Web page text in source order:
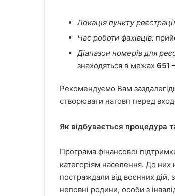
Локація пункту
Час роботи фахівців:
Діапазон номерів для
знаходяться в межах 651
Рекомендуємо Вам
створювати натовп перед
Як відбувається процедура
Програма фінансової
категоріям населення. До
постраждали від воєнних дій,
неповні родини, особи з